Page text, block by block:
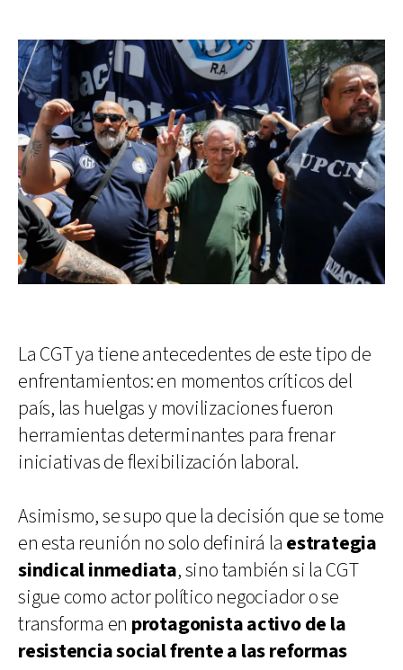
La CGT ya tiene antecedentes de este tipo de
enfrentamientos: en momentos críticos del
país, las huelgas y movilizaciones fueron
herramientas determinantes para frenar
iniciativas de flexibilización laboral.
Asimismo, se supo que la decisión que se tome
en esta reunión no solo definirá la estrategia
sindical inmediata, sino también si la CGT
sigue como actor político negociador o se
transforma en protagonista activo de la
resistencia social frente a las reformas